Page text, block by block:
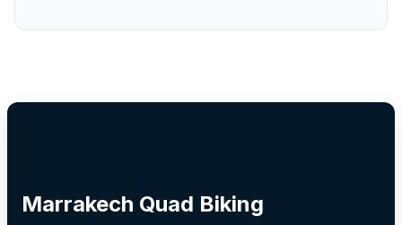
Marrakech Quad Biking